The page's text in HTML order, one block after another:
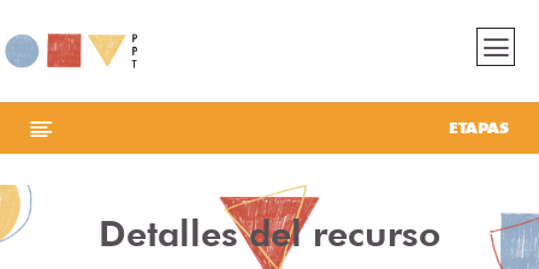
ETAPAS
Detalles del recurso